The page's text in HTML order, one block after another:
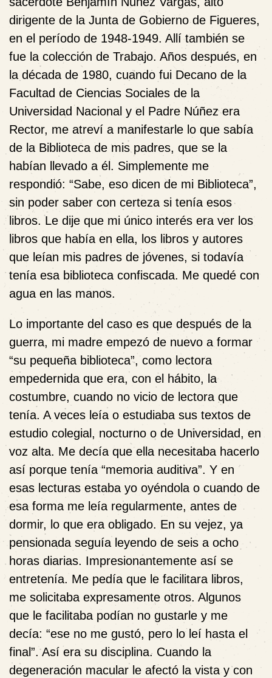
dirigente de la Junta de Gobierno de Figueres,
en el período de 1948-1949. Allí también se
fue la colección de Trabajo. Años después, en
la década de 1980, cuando fui Decano de la
Facultad de Ciencias Sociales de la
Universidad Nacional y el Padre Núñez era
Rector, me atreví a manifestarle lo que sabía
de la Biblioteca de mis padres, que se la
habían llevado a él. Simplemente me
respondió: “Sabe, eso dicen de mi Biblioteca”,
sin poder saber con certeza si tenía esos
libros. Le dije que mi único interés era ver los
libros que había en ella, los libros y autores
que leían mis padres de jóvenes, si todavía
tenía esa biblioteca confiscada. Me quedé con
agua en las manos.
Lo importante del caso es que después de la
guerra, mi madre empezó de nuevo a formar
“su pequeña biblioteca”, como lectora
empedernida que era, con el hábito, la
costumbre, cuando no vicio de lectora que
tenía. A veces leía o estudiaba sus textos de
estudio colegial, nocturno o de Universidad, en
voz alta. Me decía que ella necesitaba hacerlo
así porque tenía “memoria auditiva”. Y en
esas lecturas estaba yo oyéndola o cuando de
esa forma me leía regularmente, antes de
dormir, lo que era obligado. En su vejez, ya
pensionada seguía leyendo de seis a ocho
horas diarias. Impresionantemente así se
entretenía. Me pedía que le facilitara libros,
me solicitaba expresamente otros. Algunos
que le facilitaba podían no gustarle y me
decía: “ese no me gustó, pero lo leí hasta el
final”. Así era su disciplina. Cuando la
degeneración macular le afectó la vista y con